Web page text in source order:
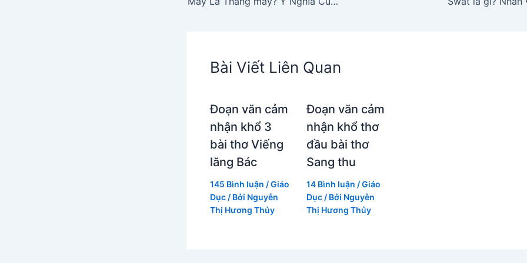
Bài Viết Liên Quan
Đoạn văn cảm
nhận khổ 3
bài thơ Viếng
lăng Bác
145 Bình luận /Giáo
Dục / Bởi Nguyễn
Thị Hương Thủy
Đoạn văn cảm
nhận khổ thơ
đầu bài thơ
Sang thu
14 Bình luận /Giáo
Dục/ Bởi Nguyễn
Thị Hương Thủy